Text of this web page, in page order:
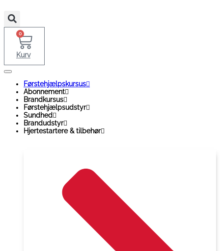
0
Kurv
Førstehjælpskursus
Abonnement
Brandkursus
Førstehjælpsudstyr
Sundhed
Brandudstyr
Hjertestartere & tilbehør